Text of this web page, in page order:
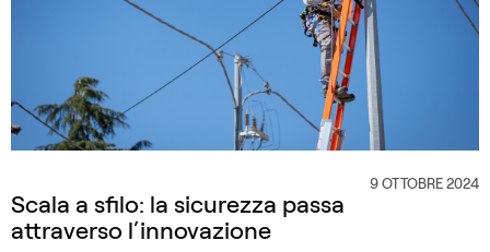
9 OTTOBRE 2024
Scala a sfilo: la sicurezza passa
attraverso l’innovazione